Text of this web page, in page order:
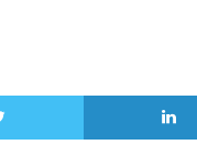
Twitter